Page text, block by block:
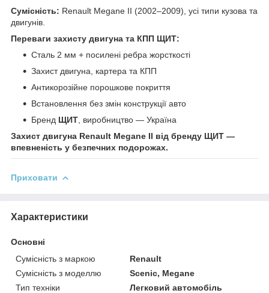
Сумісність: Renault Megane II (2002–2009), усі типи кузова та
двигунів.
Переваги захисту двигуна та КПП ЩИТ:
Сталь 2 мм + посилені ребра жорсткості
Захист двигуна, картера та КПП
Антикорозійне порошкове покриття
Встановлення без змін конструкції авто
Бренд ЩИТ , виробництво — Україна
Захист двигуна Renault Megane II від бренду ЩИТ —
впевненість у безпечних подорожах.
Приховати
Характеристики
Основні
Сумісність з маркою
Renault
Сумісність з моделлю
Scenic, Megane
Тип техніки
Легковий автомобіль